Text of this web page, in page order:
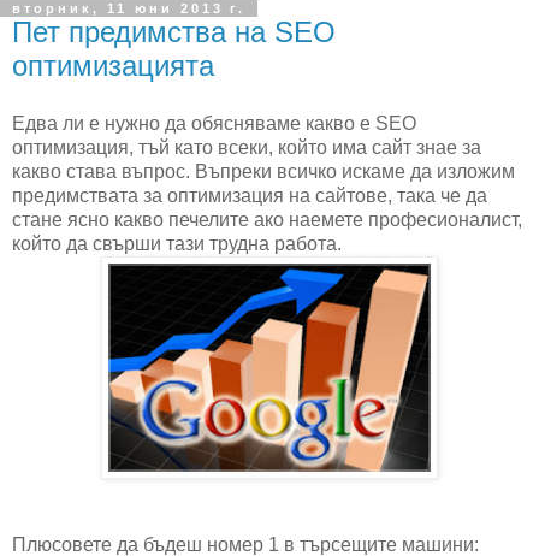
вторник, 11 юни 2013 г.
Пет предимства на SEO
оптимизацията
Едва ли е нужно да обясняваме какво е SEO
оптимизация, тъй като всеки, който има сайт знае за
какво става въпрос. Въпреки всичко искаме да изложим
предимствата за оптимизация на сайтове, така че да
стане ясно какво печелите ако наемете професионалист,
който да свърши тази трудна работа.
Плюсовете да бъдеш номер 1 в търсещите машини: